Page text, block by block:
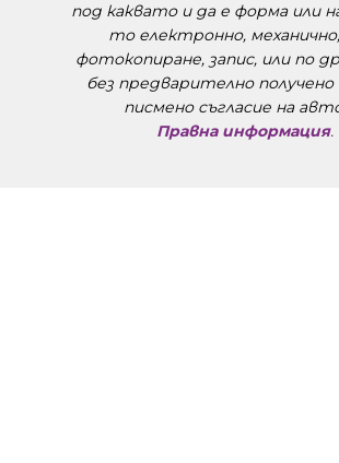
под каквато и да е форма или
то електронно,
фотокопиране, запис, или по
без предварително получено
писмено съгласие на
Правна информация.